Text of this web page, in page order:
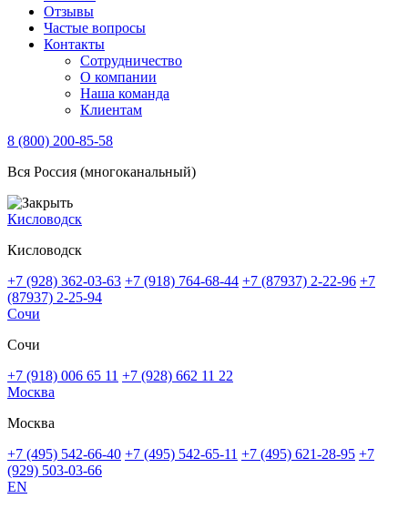
Отзывы
Частые вопросы
Контакты
Сотрудничество
О компании
Наша команда
Клиентам
8 (800) 200-85-58
Вся Россия (многоканальный)
Кисловодск
Кисловодск
+7 (928) 362-03-63 +7 (918) 764-68-44 +7 (87937) 2-22-96 +7
(87937) 2-25-94
Сочи
Сочи
+7 (918) 006 65 11 +7 (928) 662 11 22
Москва
Москва
+7 (495) 542-66-40 +7 (495) 542-65-11 +7 (495) 621-28-95 +7
(929) 503-03-66
EN